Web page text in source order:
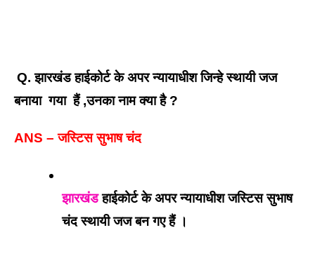
Q. झारखंड हाईकोर्ट के अपर न्यायाधीश जिन्हे स्थायी जज
बनाया  गया  हैं ,उनका नाम क्या है ?
ANS – जस्टिस सुभाष चंद
झारखंड हाईकोर्ट के अपर न्यायाधीश जस्टिस सुभाष
चंद स्थायी जज बन गए हैं ।